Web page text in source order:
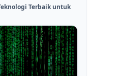
Terbaik untuk